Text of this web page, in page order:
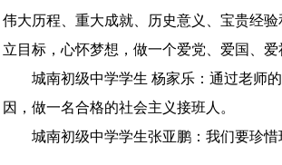
伟大历程、重大成就、历史意义、宝贵经
立目标，心怀梦想，做一个爱党、爱国、爱
城南初级中学学生 杨家乐：通过老师的
因，做一名合格的社会主义接班人。
城南初级中学学生张亚鹏：我们要珍惜